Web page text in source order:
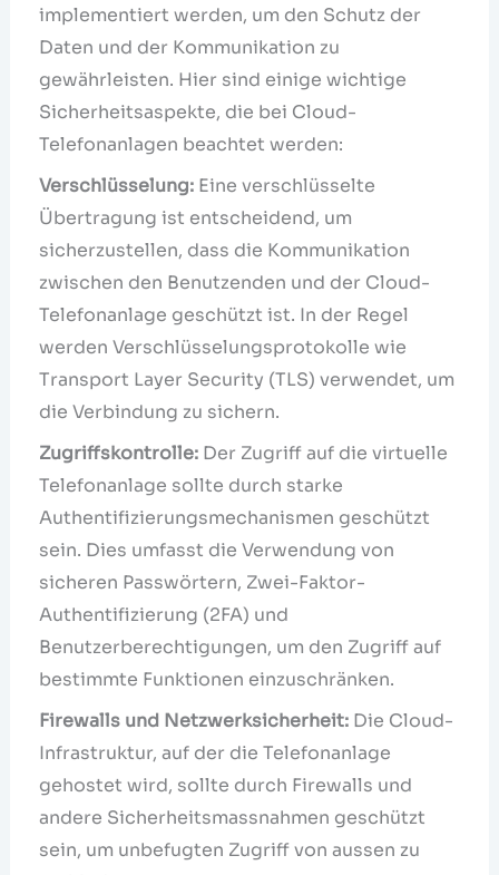
implementiert werden, um den Schutz der
Daten und der Kommunikation zu
gewährleisten. Hier sind einige wichtige
Sicherheitsaspekte, die bei Cloud-
Telefonanlagen beachtet werden:
Verschlüsselung:Eine verschlüsselte
Übertragung ist entscheidend, um
sicherzustellen, dass die Kommunikation
zwischen den Benutzenden und der Cloud-
Telefonanlage geschützt ist. In der Regel
werden Verschlüsselungsprotokolle wie
Transport Layer Security (TLS) verwendet, um
die Verbindung zu sichern.
Zugriffskontrolle:Der Zugriff auf die virtuelle
Telefonanlage sollte durch starke
Authentifizierungsmechanismen geschützt
sein. Dies umfasst die Verwendung von
sicheren Passwörtern, Zwei-Faktor-
Authentifizierung (2FA) und
Benutzerberechtigungen, um den Zugriff auf
bestimmte Funktionen einzuschränken.
Firewalls und Netzwerksicherheit:Die Cloud-
Infrastruktur, auf der die Telefonanlage
gehostet wird, sollte durch Firewalls und
andere Sicherheitsmassnahmen geschützt
sein, um unbefugten Zugriff von aussen zu